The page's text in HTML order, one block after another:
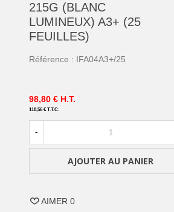
215G (BLANC
LUMINEUX) A3+ (25
FEUILLES)
Référence : IFA04A3+/25
98,80 € H.T.
118,56 € T.T.C.
-
AJOUTER AU PANIER
AIMER 0